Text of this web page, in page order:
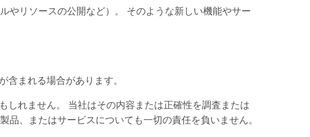
やリソースの公開など）。 そのような新しい機能やサー
まれる場合があります。
しれません。 当社はその内容または正確性を調査または
、またはサービスについても一切の責任を負いません。